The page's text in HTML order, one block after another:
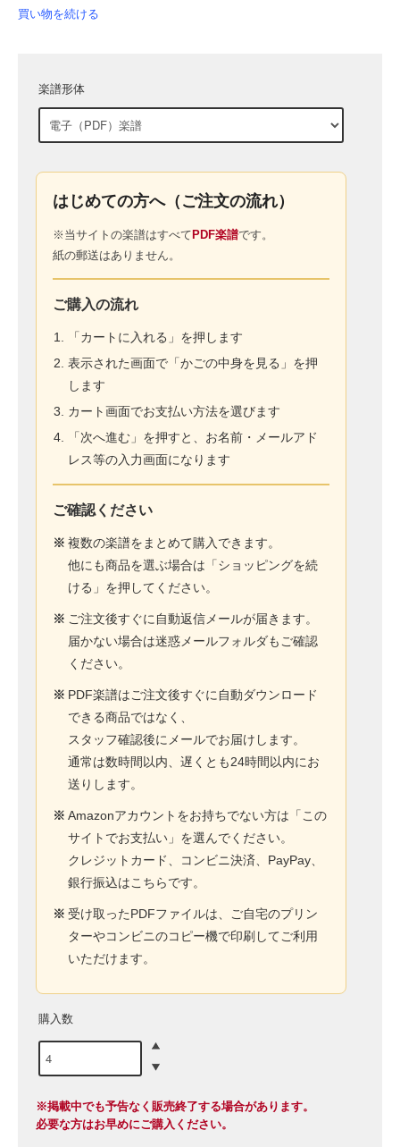
買い物を続ける
楽譜形体
はじめての方へ（ご注文の流れ）
※当サイトの楽譜はすべてPDF楽譜です。
紙の郵送はありません。
ご購入の流れ
「カートに入れる」を押します
表示された画面で「かごの中身を見る」を押
します
カート画面でお支払い方法を選びます
「次へ進む」を押すと、お名前・メールアド
レス等の入力画面になります
ご確認ください
※ 複数の楽譜をまとめて購入できます。
他にも商品を選ぶ場合は「ショッピングを続
ける」を押してください。
※ ご注文後すぐに自動返信メールが届きます。
届かない場合は迷惑メールフォルダもご確認
ください。
※ PDF楽譜はご注文後すぐに自動ダウンロード
できる商品ではなく、
スタッフ確認後にメールでお届けします。
通常は数時間以内、遅くとも24時間以内にお
送りします。
※ Amazonアカウントをお持ちでない方は「この
サイトでお支払い」を選んでください。
クレジットカード、コンビニ決済、PayPay、
銀行振込はこちらです。
※ 受け取ったPDFファイルは、ご自宅のプリン
ターやコンビニのコピー機で印刷してご利用
いただけます。
購入数
※掲載中でも予告なく販売終了する場合があります。
必要な方はお早めにご購入ください。